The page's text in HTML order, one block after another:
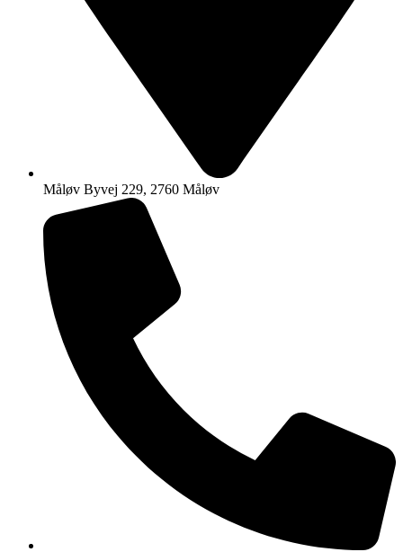
Måløv Byvej 229, 2760 Måløv